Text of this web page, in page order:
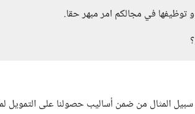
توظيفها في مجالكم امر مبهر حقا.
المثال من ضمن أساليب حصولنا على التمويل